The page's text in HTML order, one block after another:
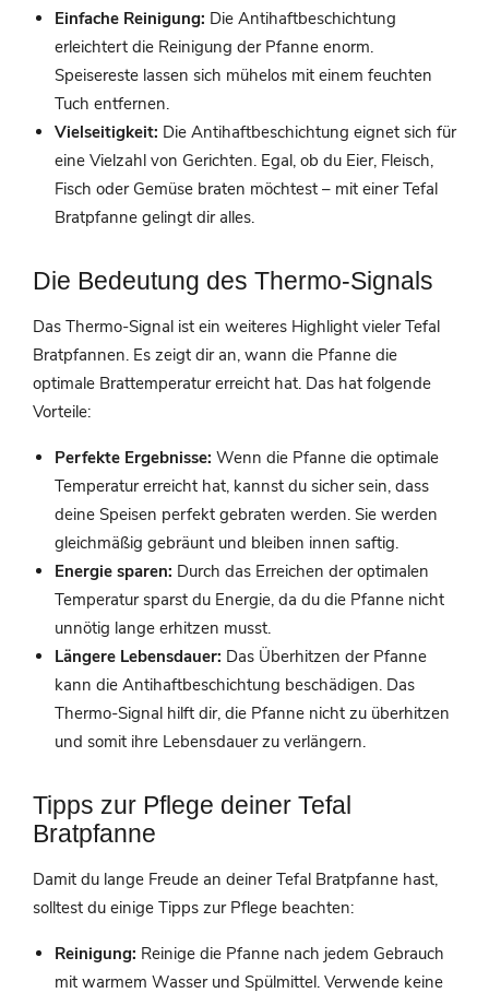
Einfache Reinigung: Die Antihaftbeschichtung
erleichtert die Reinigung der Pfanne enorm.
Speisereste lassen sich mühelos mit einem feuchten
Tuch entfernen.
Vielseitigkeit: Die Antihaftbeschichtung eignet sich für
eine Vielzahl von Gerichten. Egal, ob du Eier, Fleisch,
Fisch oder Gemüse braten möchtest – mit einer Tefal
Bratpfanne gelingt dir alles.
Die Bedeutung des Thermo-Signals
Das Thermo-Signal ist ein weiteres Highlight vieler Tefal
Bratpfannen. Es zeigt dir an, wann die Pfanne die
optimale Brattemperatur erreicht hat. Das hat folgende
Vorteile:
Perfekte Ergebnisse: Wenn die Pfanne die optimale
Temperatur erreicht hat, kannst du sicher sein, dass
deine Speisen perfekt gebraten werden. Sie werden
gleichmäßig gebräunt und bleiben innen saftig.
Energie sparen: Durch das Erreichen der optimalen
Temperatur sparst du Energie, da du die Pfanne nicht
unnötig lange erhitzen musst.
Längere Lebensdauer: Das Überhitzen der Pfanne
kann die Antihaftbeschichtung beschädigen. Das
Thermo-Signal hilft dir, die Pfanne nicht zu überhitzen
und somit ihre Lebensdauer zu verlängern.
Tipps zur Pflege deiner Tefal
Bratpfanne
Damit du lange Freude an deiner Tefal Bratpfanne hast,
solltest du einige Tipps zur Pflege beachten:
Reinigung: Reinige die Pfanne nach jedem Gebrauch
mit warmem Wasser und Spülmittel. Verwende keine